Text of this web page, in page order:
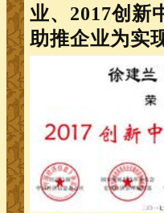
业、2017创新
助推企业为实